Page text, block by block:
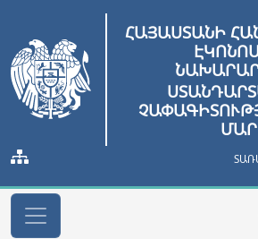
ՀԱՅԱՍՏԱՆԻ